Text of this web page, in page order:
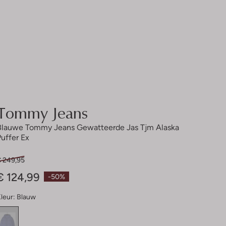
Jeans
Tommy Jeans Gewatteerde Jas Tjm Alaska
Ex
-50%
249,95
124,99
Blauw